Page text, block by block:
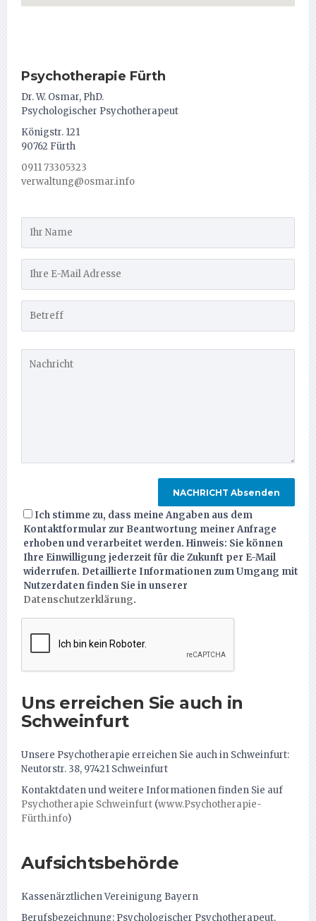
Psychotherapie Fürth
Dr. W. Osmar, PhD.
Psychologischer Psychotherapeut
Königstr. 121
90762 Fürth
0911 73305323
verwaltung@osmar.info
Ich stimme zu, dass meine Angaben aus dem
Kontaktformular zur Beantwortung meiner Anfrage
erhoben und verarbeitet werden. Hinweis: Sie können
Ihre Einwilligung jederzeit für die Zukunft per E-Mail
widerrufen. Detaillierte Informationen zum Umgang mit
Nutzerdaten finden Sie in unserer
Datenschutzerklärung.
Uns erreichen Sie auch in
Schweinfurt
Unsere Psychotherapie erreichen Sie auch in Schweinfurt:
Neutorstr. 38, 97421 Schweinfurt
Kontaktdaten und weitere Informationen finden Sie auf
Psychotherapie Schweinfurt (www.Psychotherapie-
Fürth.info)
Aufsichtsbehörde
Kassenärztlichen Vereinigung Bayern
Berufsbezeichnung: Psychologischer Psychotherapeut,